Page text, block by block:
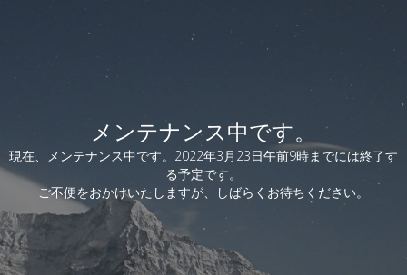
メンテナンス中です。
現在、メンテナンス中です。2022年3月23日午前9時までには終了す
る予定です。
ご不便をおかけいたしますが、しばらくお待ちください。